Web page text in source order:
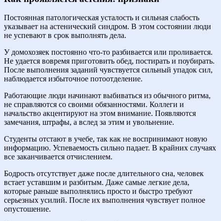
Постоянная патологическая усталость и сильная слабость
указывает на астенический синдром. В этом состоянии люди
не успевают в срок выполнять дела.
У домохозяек постоянно что-то разбивается или проливается.
Не удается вовремя приготовить обед, постирать и поубирать.
После выполнения заданий чувствуется сильный упадок сил,
наблюдается избыточное потоотделение.
Работающие люди начинают выбиваться из обычного ритма,
не справляются со своими обязанностями. Коллеги и
начальство акцентируют на этом внимание. Появляются
замечания, штрафы, а вслед за этим и увольнение.
Студенты отстают в учебе, так как не воспринимают новую
информацию. Успеваемость сильно падает. В крайних случаях
все заканчивается отчислением.
Бодрость отсутствует даже после длительного сна, человек
встает уставшим и разбитым. Даже самые легкие дела,
которые раньше выполнялись просто и быстро требуют
серьезных усилий. После их выполнения чувствует полное
опустошение.